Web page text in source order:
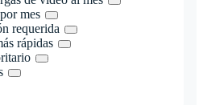
mes
requerida
rápidas